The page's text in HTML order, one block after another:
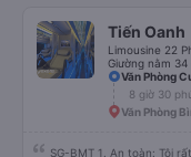
Tiến Oanh
Limousine 22
Giường nằm 34
Văn Phòng
8 giờ 30
Văn Phòng
SG-BMT 1. An toàn: Tôi rất hài lòng về chất lượng của xe khách của Tiến